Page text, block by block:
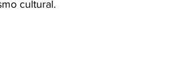
cultural.